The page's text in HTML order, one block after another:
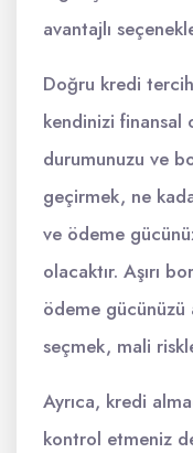
avantajlı
Doğru kredi
kendinizi
durumunuzu ve
geçirmek, ne
ve ödeme
olacaktır. Aşırı
ödeme gücünüzü
seçmek, mali
Ayrıca, kredi
kontrol etmeniz